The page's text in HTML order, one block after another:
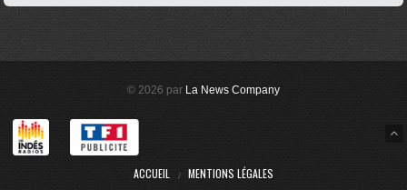
© 2026 par La News Company
ACCUEIL MENTIONS LÉGALES